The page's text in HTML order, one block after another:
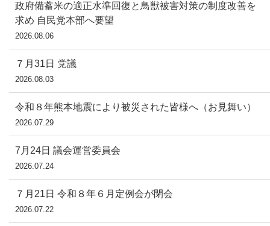
政府備蓄米の適正水準回復と鳥獣被害対策の制度改善を
求め 自民党本部へ要望
2026.08.06
７月31日 党議
2026.08.03
令和８年熊本地震により被災された皆様へ（お見舞い）
2026.07.29
7月24日 議会運営委員会
2026.07.24
７月21日 令和８年６月定例会が閉会
2026.07.22